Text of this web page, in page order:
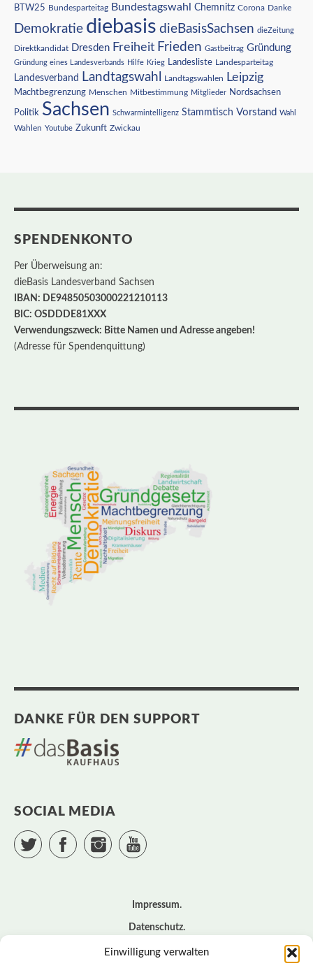
Einwilligung verwalten
BTW25 Bundesparteitag Bundestagswahl Chemnitz Corona Danke
Demokratie diebasis dieBasisSachsen dieZeitung
Direktkandidat Dresden Freiheit Frieden Gastbeitrag Gründung
Gründung eines Landesverbands Hilfe Krieg Landesliste Landesparteitag
Landesverband Landtagswahl Landtagswahlen Leipzig
Machtbegrenzung Menschen Mitbestimmung Mitglieder Nordsachsen
Politik Sachsen Schwarmintelligenz Stammtisch Vorstand Wahl
Wahlen Youtube Zukunft Zwickau
SPENDENKONTO
Per Überweisung an:
dieBasis Landesverband Sachsen
IBAN: DE94850503000221210113
BIC: OSDDDE81XXX
Verwendungszweck: Bitte Namen und Adresse angeben!
(Adresse für Spendenquittung)
DANKE FÜR DEN SUPPORT
SOCIAL MEDIA
Twitter Facebook Instagram
Impressum
Datenschutz
Cookie – Richtlinie (EU)